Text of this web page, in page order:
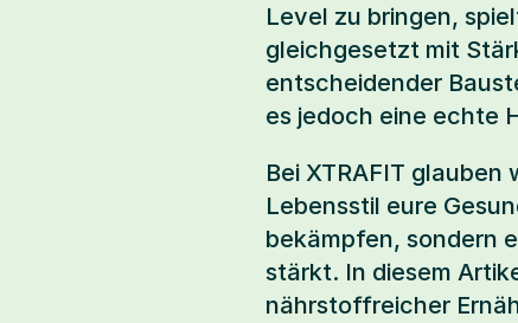
Level zu bringen,
gleichgesetzt mit
entscheidender
es jedoch eine echte
Bei XTRAFIT
Lebensstil eure
bekämpfen, sondern
stärkt. In diesem
nährstoffreicher